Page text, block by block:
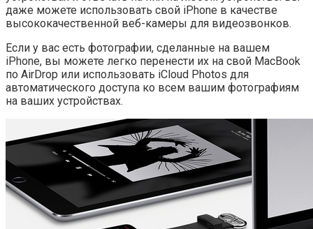
даже можете использовать свой iPhone в качестве
высококачественной веб-камеры для видеозвонков.
Если у вас есть фотографии, сделанные на вашем
iPhone, вы можете легко перенести их на свой MacBook
по AirDrop или использовать iCloud Photos для
автоматического доступа ко всем вашим фотографиям
на ваших устройствах.